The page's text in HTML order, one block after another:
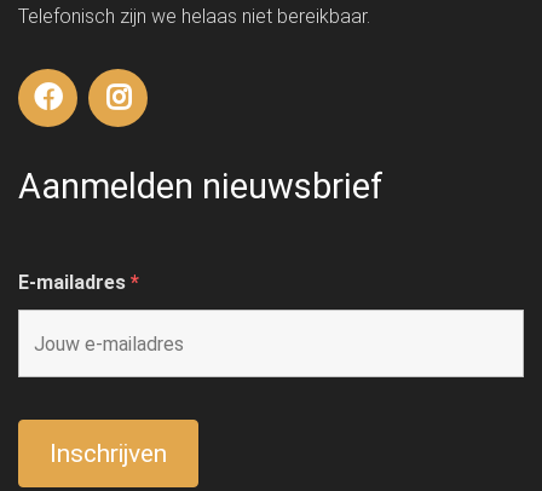
Telefonisch zijn we helaas niet bereikbaar.
Aanmelden nieuwsbrief
E-mailadres *